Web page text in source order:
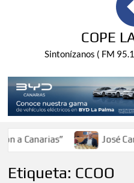
COPE
Sintonízanos ( FM
José Carlos
Etiqueta: CCOO